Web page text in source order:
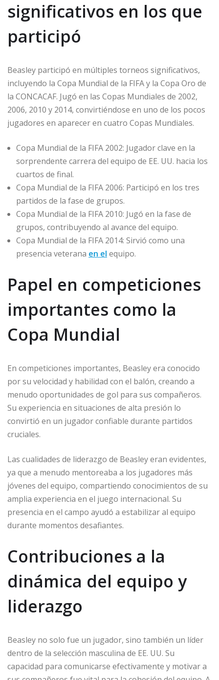
significativos en los que
participó
Beasley participó en múltiples torneos significativos,
incluyendo la Copa Mundial de la FIFA y la Copa Oro de
la CONCACAF. Jugó en las Copas Mundiales de 2002,
2006, 2010 y 2014, convirtiéndose en uno de los pocos
jugadores en aparecer en cuatro Copas Mundiales.
Copa Mundial de la FIFA 2002: Jugador clave en la
sorprendente carrera del equipo de EE. UU. hacia los
cuartos de final.
Copa Mundial de la FIFA 2006: Participó en los tres
partidos de la fase de grupos.
Copa Mundial de la FIFA 2010: Jugó en la fase de
grupos, contribuyendo al avance del equipo.
Copa Mundial de la FIFA 2014: Sirvió como una
presencia veterana en el equipo.
Papel en competiciones
importantes como la
Copa Mundial
En competiciones importantes, Beasley era conocido
por su velocidad y habilidad con el balón, creando a
menudo oportunidades de gol para sus compañeros.
Su experiencia en situaciones de alta presión lo
convirtió en un jugador confiable durante partidos
cruciales.
Las cualidades de liderazgo de Beasley eran evidentes,
ya que a menudo mentoreaba a los jugadores más
jóvenes del equipo, compartiendo conocimientos de su
amplia experiencia en el juego internacional. Su
presencia en el campo ayudó a estabilizar al equipo
durante momentos desafiantes.
Contribuciones a la
dinámica del equipo y
liderazgo
Beasley no solo fue un jugador, sino también un líder
dentro de la selección masculina de EE. UU. Su
capacidad para comunicarse efectivamente y motivar a